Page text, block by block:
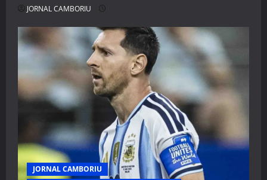
JORNAL CAMBORIU
JORNAL CAMBORIU